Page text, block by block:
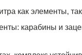
как элементы,
карабины и